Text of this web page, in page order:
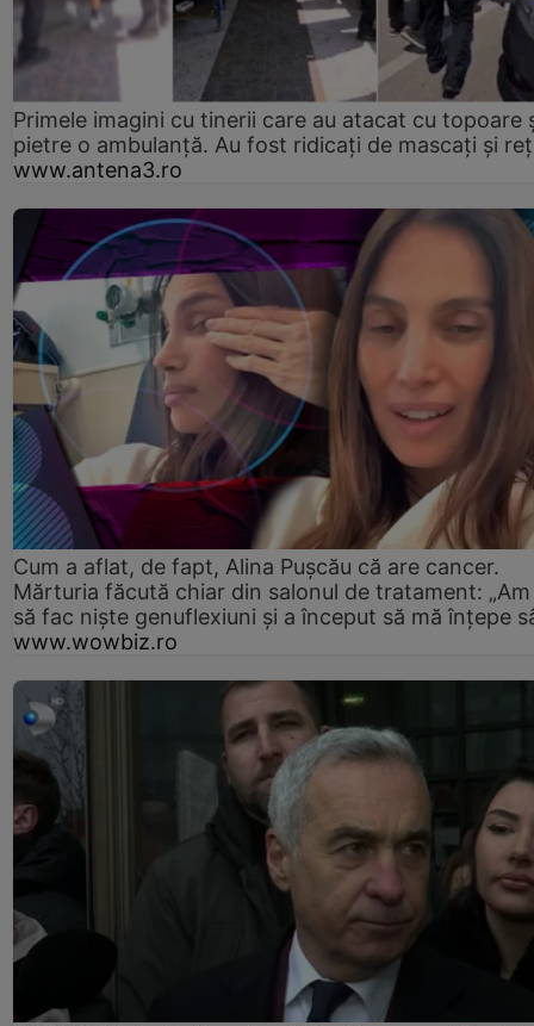
Primele imagini cu tinerii care au atacat cu topoare
pietre o ambulanță. Au fost ridicați de mascați și
www.antena3.ro
Cum a aflat, de fapt, Alina Pușcău că are cancer.
Mărturia făcută chiar din salonul de tratament:
să fac niște genuflexiuni și a început să mă înțepe
www.wowbiz.ro